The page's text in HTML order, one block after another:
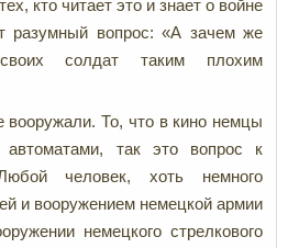
кто читает это и знает о войне
разумный вопрос: «А зачем же
солдат таким плохим
вооружали. То, что в кино немцы
автоматами, так это вопрос к
человек, хоть немного
и вооружением немецкой армии
немецкого стрелкового